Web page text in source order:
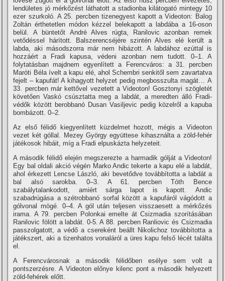
lendületes jó mérkőzést láthatott a stadionba kilátogató mintegy 10
ezer szurkoló. A 25. percben tizenegyest kapott a Videoton: Balog
Zoltán érthetetlen módon kézzel belekapott a labdába a 16-oson
belül. A büntetőt André Alves rúgta, Ranilovic azonban remek
vetődéssel hárí­tott. Balszerencséjére szintén Alves elé került a
labda, aki másodszorra már nem hibázott. A labdához ezúttal is
hozzáért a Fradi kapusa, védeni azonban nem tudott. 0–1. A
folytatásban majdnem egyenlí­tett a Ferencváros: a 31. percben
Maróti Béla í­velt a kapu elé, ahol Schembri senkitől sem zavartatva
fejelt – kapufát! A kihagyott helyzet pedig megbosszulta magát… A
33. percben már kettővel vezetett a Videoton! Gosztonyi szögletét
követően Vaskó csúsztatta meg a labdát, a meredten álló Fradi-
védők között berobbanó Dusan Vasiljevic pedig közelről a kapuba
bombázott. 0–2.
Az első félidő kiegyenlí­tett küzdelmet hozott, mégis a Videoton
vezet két góllal. Mezey György együttese kihasználta a zöld-fehér
játékosok hibáit, mí­g a Fradi elpuskázta helyzeteit.
A második félidő elején megszerezte a harmadik gólját a Videoton!
Egy bal oldali akció végén Marko Andic tekerte a kapu elé a labdát,
ahol érkezett Lencse László, aki bevetődve továbbí­totta a labdát a
bal alsó sarokba. 0–3. A 61. percben Tóth Bence
szabálytalankodott, amiért sárga lapot is kapott. Andic
szabadrúgása a szétrobbanó sorfal között a kapufáról vágódott a
gólvonal mögé. 0–4. A gól után teljesen visszaesett a mérkőzés
irama. A 79. percben Polonkai emelte át Csizmadia szorí­tásában
Ranilovic fölött a labdát. 0-5. A 88. percben Ranliovic és Csizmadia
passzolgatott, a védő a csereként beállt Nikolichoz továbbí­totta a
játékszert, aki a tizenhatos vonaláról a üres kapu felső lécét találta
el.
A Ferencvárosnak a második félidőben esélye sem volt a
pontszerzésre. A Videoton előnye kilenc pont a második helyezett
zöld-fehérek előtt.